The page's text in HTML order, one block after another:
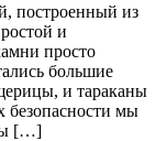
построенный из
и
просто
большие
и тараканы
безопасности мы
[…]